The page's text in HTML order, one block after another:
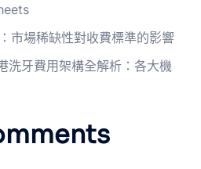
市場稀缺性對收費標準的影響
洗牙費用架構全解析：各大機